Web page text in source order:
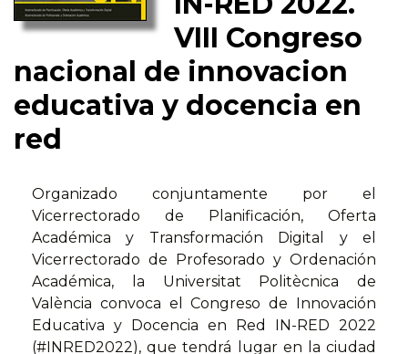
VIII Congreso
nacional de innovacion
educativa y docencia en
red
Organizado conjuntamente por el
Vicerrectorado de Planificación, Oferta
Académica y Transformación Digital y el
Vicerrectorado de Profesorado y Ordenación
Académica, la Universitat Politècnica de
València convoca el Congreso de Innovación
Educativa y Docencia en Red IN-RED 2022
(#INRED2022), que tendrá lugar en la ciudad